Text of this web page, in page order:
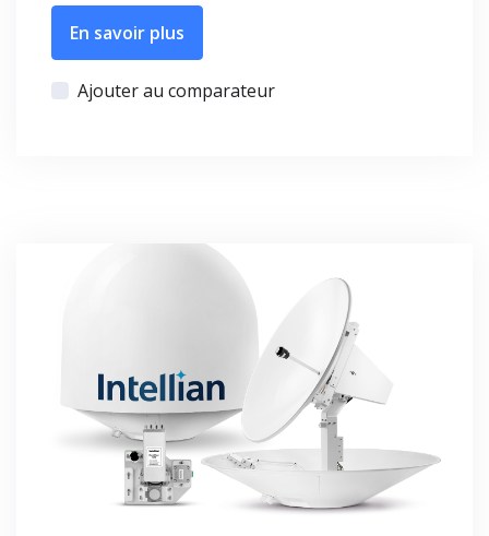
En savoir plus
Ajouter au comparateur